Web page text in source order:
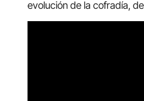
evolución de la cofradía,